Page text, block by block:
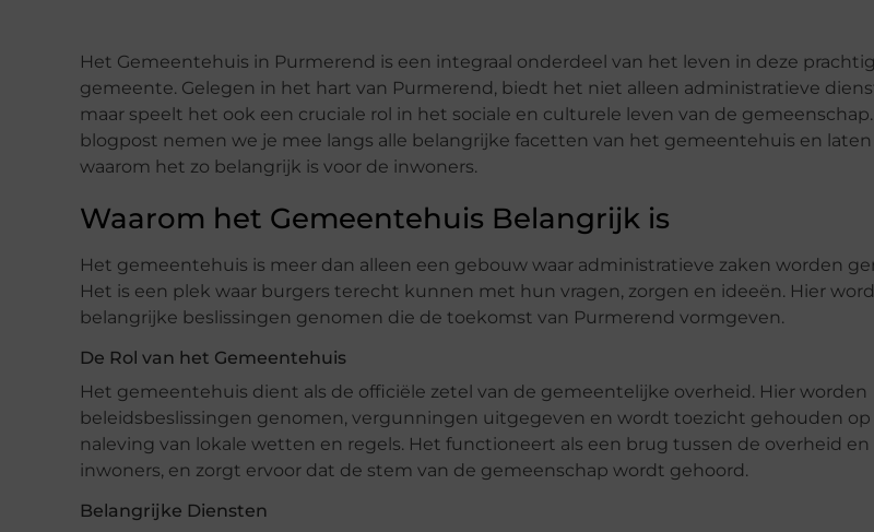
Het Gemeentehuis in Purmerend is een integraal onderdeel van het leven in deze
gemeente. Gelegen in het hart van Purmerend, biedt het niet alleen administratieve
maar speelt het ook een cruciale rol in het sociale en culturele leven van de
blogpost nemen we je mee langs alle belangrijke facetten van het gemeentehuis en laten
waarom het zo belangrijk is voor de inwoners.
Waarom het Gemeentehuis Belangrijk is
Het gemeentehuis is meer dan alleen een gebouw waar administratieve zaken worden
Het is een plek waar burgers terecht kunnen met hun vragen, zorgen en ideeën. Hier
belangrijke beslissingen genomen die de toekomst van Purmerend vormgeven.
De Rol van het Gemeentehuis
Het gemeentehuis dient als de officiële zetel van de gemeentelijke overheid. Hier worden
beleidsbeslissingen genomen, vergunningen uitgegeven en wordt toezicht gehouden op
naleving van lokale wetten en regels. Het functioneert als een brug tussen de overheid en
inwoners, en zorgt ervoor dat de stem van de gemeenschap wordt gehoord.
Belangrijke Diensten